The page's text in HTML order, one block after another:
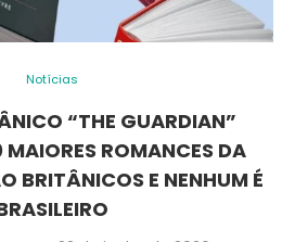
Notícias
“THE GUARDIAN”
MAIORES ROMANCES DA
BRITÂNICOS E NENHUM É